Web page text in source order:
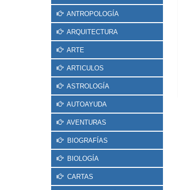
ANTROPOLOGÍA
ARQUITECTURA
ARTE
ARTICULOS
ASTROLOGÍA
AUTOAYUDA
AVENTURAS
BIOGRAFÍAS
BIOLOGÍA
CARTAS